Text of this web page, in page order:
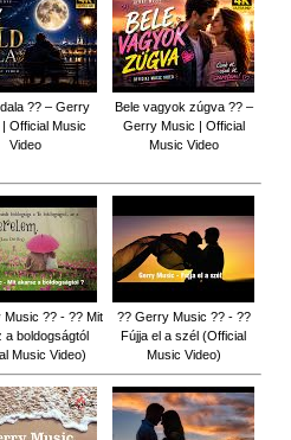
?? – Gerry
Official Music
Video
Bele vagyok zúgva ?? –
Gerry Music | Official
Music Video
Music ?? - ?? Mit
a boldogságtól
Music Video)
?? Gerry Music ?? - ??
Fújja el a szél (Official
Music Video)